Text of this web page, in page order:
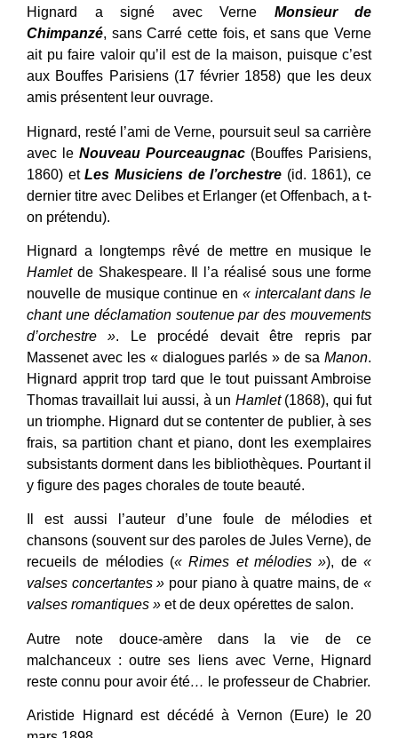
Hignard a signé avec Verne Monsieur de
Chimpanzé, sans Carré cette fois, et sans que Verne
ait pu faire valoir qu’il est de la maison, puisque c’est
aux Bouffes Parisiens (17 février 1858) que les deux
amis présentent leur ouvrage.
Hignard, resté l’ami de Verne, poursuit seul sa carrière
avec le Nouveau Pourceaugnac (Bouffes Parisiens,
1860) etLes Musiciens de l’orchestre (id. 1861), ce
dernier titre avec Delibes et Erlanger (et Offenbach, a t-
on prétendu).
Hignard a longtemps rêvé de mettre en musique le
Hamletde Shakespeare. Il l’a réalisé sous une forme
nouvelle de musique continue en « intercalant dans le
chant une déclamation soutenue par des mouvements
d’orchestre ». Le procédé devait être repris par
Massenet avec les « dialogues parlés » de sa Manon.
Hignard apprit trop tard que le tout puissant Ambroise
Thomas travaillait lui aussi, à un Hamlet(1868), qui fut
un triomphe. Hignard dut se contenter de publier, à ses
frais, sa partition chant et piano, dont les exemplaires
subsistants dorment dans les bibliothèques. Pourtant il
y figure des pages chorales de toute beauté.
Il est aussi l’auteur d’une foule de mélodies et
chansons (souvent sur des paroles de Jules Verne), de
recueils de mélodies (« Rimes et mélodies »), de«
valses concertantes » pour piano à quatre mains, de«
valses romantiques » et de deux opérettes de salon.
Autre note douce-amère dans la vie de ce
malchanceux : outre ses liens avec Verne, Hignard
reste connu pour avoir été… le professeur de Chabrier.
Aristide Hignard est décédé à Vernon (Eure) le 20